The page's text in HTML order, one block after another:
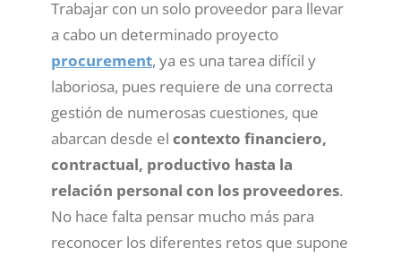
Trabajar con un solo proveedor para llevar
a cabo un determinado proyecto
procurement, ya es una tarea difícil y
laboriosa, pues requiere de una correcta
gestión de numerosas cuestiones, que
abarcan desde el contexto financiero,
contractual, productivo hasta la
relación personal con los proveedores.
No hace falta pensar mucho más para
reconocer los diferentes retos que supone